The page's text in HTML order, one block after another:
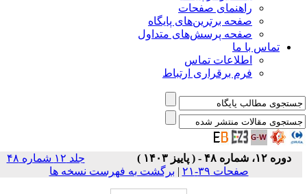
راهنمای صفحات
صفحه برترین‌های پایگاه
صفحه پرسش‌های متداول
تماس با ما
اطلاعات تماس
فرم برقراری ارتباط
دوره ۱۲، شماره ۴۸ - ( پاییز ۱۴۰۳ )
جلد ۱۲ شماره ۴۸
صفحات ۳۹-۲۱
|برگشت به فهرست نسخه ها